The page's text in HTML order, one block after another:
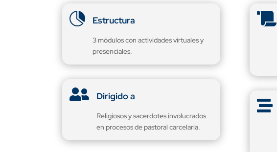
 Estructura
3 módulos con actividades virtuales y
presenciales.
 Dirigido a
Religiosos y sacerdotes involucrados
en procesos de pastoral carcelaria.

